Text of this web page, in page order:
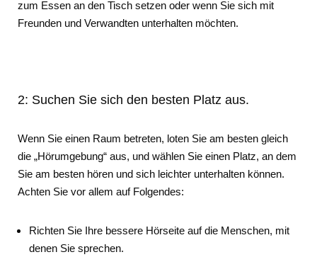
zum Essen an den Tisch setzen oder wenn Sie sich mit
Freunden und Verwandten unterhalten möchten.
2: Suchen Sie sich den besten Platz aus.
Wenn Sie einen Raum betreten, loten Sie am besten gleich
die „Hörumgebung“ aus, und wählen Sie einen Platz, an dem
Sie am besten hören und sich leichter unterhalten können.
Achten Sie vor allem auf Folgendes:
Richten Sie Ihre bessere Hörseite auf die Menschen, mit
denen Sie sprechen.